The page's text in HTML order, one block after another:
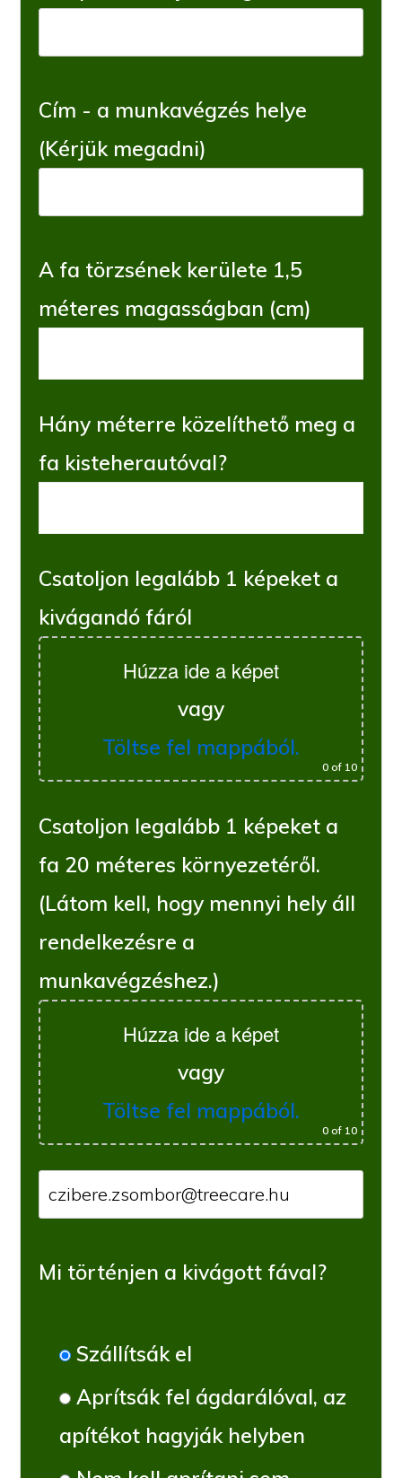
Cím - a munkavégzés helye
(Kérjük megadni)
A fa törzsének kerülete 1,5
méteres magasságban (cm)
Hány méterre közelíthető meg a
fa kisteherautóval?
Csatoljon legalább 1 képeket a
kivágandó fáról
Húzza ide a képet
vagy
Töltse fel mappából.
0of 10
Csatoljon legalább 1 képeket a
fa 20 méteres környezetéről.
(Látom kell, hogy mennyi hely áll
rendelkezésre a
munkavégzéshez.)
Húzza ide a képet
vagy
Töltse fel mappából.
0of 10
Mi történjen a kivágott fával?
Szállítsák el
Aprítsák fel ágdarálóval, az
apítékot hagyják helyben